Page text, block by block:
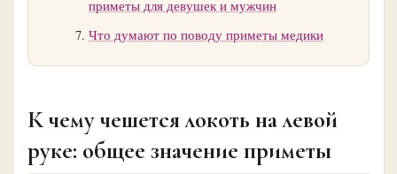
приметы для девушек и мужчин
Что думают по поводу приметы медики
К чему чешется локоть на левой
руке: общее значение приметы